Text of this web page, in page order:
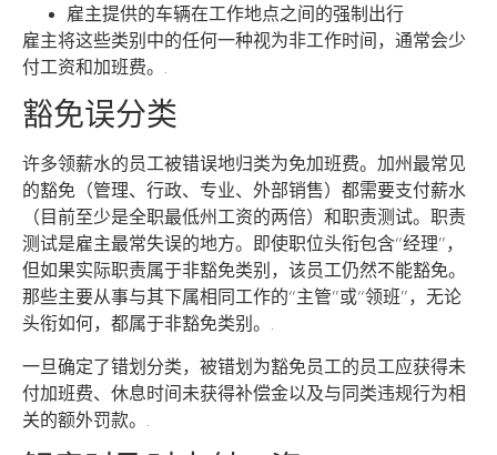
雇主提供的车辆在工作地点之间的强制出行
雇主将这些类别中的任何一种视为非工作时间，通常会少
付工资和加班费。.
豁免误分类
许多领薪水的员工被错误地归类为免加班费。加州最常见
的豁免（管理、行政、专业、外部销售）都需要支付薪水
（目前至少是全职最低州工资的两倍）和职责测试。职责
测试是雇主最常失误的地方。即使职位头衔包含“经理”，
但如果实际职责属于非豁免类别，该员工仍然不能豁免。
那些主要从事与其下属相同工作的“主管”或“领班”，无论
头衔如何，都属于非豁免类别。.
一旦确定了错划分类，被错划为豁免员工的员工应获得未
付加班费、休息时间未获得补偿金以及与同类违规行为相
关的额外罚款。.